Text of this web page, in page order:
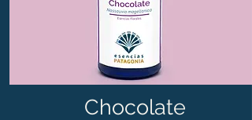
Chocolate